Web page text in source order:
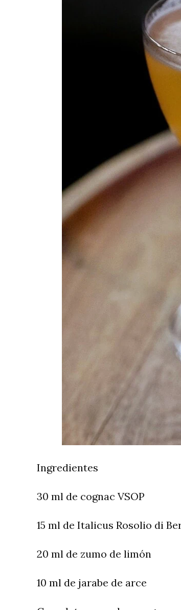
Ingredientes
30 ml de cognac VSOP
15 ml de Italicus Rosolio di
20 ml de zumo de limón
10 ml de jarabe de arce